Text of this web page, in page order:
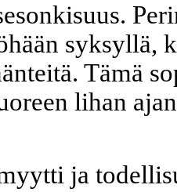
syksyllä,
Tämä
lihan
ja